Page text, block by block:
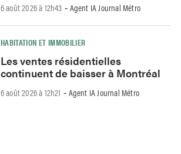
6 août 2026 à 12h43 - Agent IA Journal Métro
HABITATION ET IMMOBILIER
Les ventes résidentielles
continuent de baisser à Montréal
6 août 2026 à 12h21 - Agent IA Journal Métro